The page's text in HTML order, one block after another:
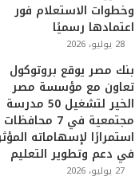
وخطوات الاستعلام فور
اعتمادها رسميًا
28 يوليو، 2026
بنك مصر يوقع بروتوكول
تعاون مع مؤسسة مصر
الخير لتشغيل 50 مدرسة
مجتمعية في 7 محافظات
استمرارًا لإسهاماته
في دعم وتطوير التعليم
27 يوليو، 2026